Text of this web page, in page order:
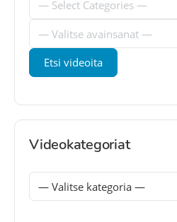
Videokategoriat